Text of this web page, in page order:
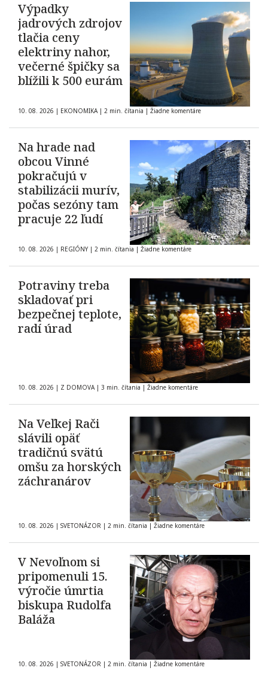
Výpadky
jadrových zdrojov
tlačia ceny
elektriny nahor,
večerné špičky sa
blížili k 500 eurám
10. 08. 2026 | EKONOMIKA | 2 min. čítania | Žiadne komentáre
Na hrade nad
obcou Vinné
pokračujú v
stabilizácii murív,
počas sezóny tam
pracuje 22 ľudí
10. 08. 2026 | REGIÓNY | 2 min. čítania | Žiadne komentáre
Potraviny treba
skladovať pri
bezpečnej teplote,
radí úrad
10. 08. 2026 | Z DOMOVA | 3 min. čítania | Žiadne komentáre
Na Veľkej Rači
slávili opäť
tradičnú svätú
omšu za horských
záchranárov
10. 08. 2026 | SVETONÁZOR | 2 min. čítania | Žiadne komentáre
V Nevoľnom si
pripomenuli 15.
výročie úmrtia
biskupa Rudolfa
Baláža
10. 08. 2026 | SVETONÁZOR | 2 min. čítania | Žiadne komentáre